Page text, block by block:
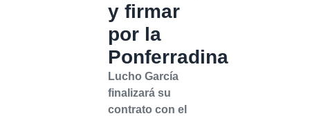
y firmar
por la
Ponferradina
Lucho García
finalizará su
contrato con el